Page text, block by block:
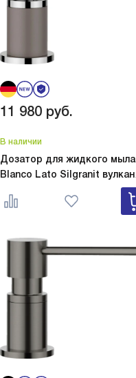
11 980 руб.
В наличии
Дозатор для жидкого мыла
Blanco Lato Silgranit вулкан
Lato Silgranit вулкан
серый 526954